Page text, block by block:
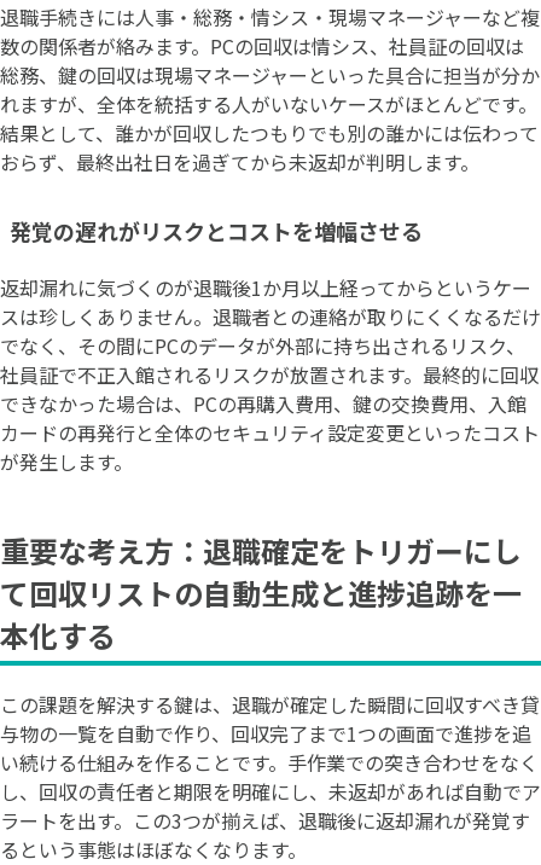
退職手続きには人事・総務・情シス・現場マネージャーなど複
数の関係者が絡みます。PCの回収は情シス、社員証の回収は
総務、鍵の回収は現場マネージャーといった具合に担当が分か
れますが、全体を統括する人がいないケースがほとんどです。
結果として、誰かが回収したつもりでも別の誰かには伝わって
おらず、最終出社日を過ぎてから未返却が判明します。
発覚の遅れがリスクとコストを増幅させる
返却漏れに気づくのが退職後1か月以上経ってからというケー
スは珍しくありません。退職者との連絡が取りにくくなるだけ
でなく、その間にPCのデータが外部に持ち出されるリスク、
社員証で不正入館されるリスクが放置されます。最終的に回収
できなかった場合は、PCの再購入費用、鍵の交換費用、入館
カードの再発行と全体のセキュリティ設定変更といったコスト
が発生します。
重要な考え方：退職確定をトリガーにし
て回収リストの自動生成と進捗追跡を一
本化する
この課題を解決する鍵は、退職が確定した瞬間に回収すべき貸
与物の一覧を自動で作り、回収完了まで1つの画面で進捗を追
い続ける仕組みを作ることです。手作業での突き合わせをなく
し、回収の責任者と期限を明確にし、未返却があれば自動でア
ラートを出す。この3つが揃えば、退職後に返却漏れが発覚す
るという事態はほぼなくなります。